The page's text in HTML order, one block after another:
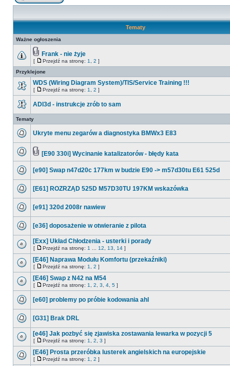
Tematy
Ważne ogłoszenia
Frank - nie żyje
[ Przejdź na stronę: 1 2 ]
Przyklejone
WDS (Wiring Diagram System)/TIS/Service Training !!!
[ Przejdź na stronę: 1 2 ]
ADI3d - instrukcje zrób to sam
Tematy
Ukryte menu zegarów a diagnostyka BMWx3 E83
[E90 330i] Wycinanie katalizatorów - błędy kata
[e90] Swap n47d20c 177km w budzie E90 -> m57d30tu E61 525d
[E61] ROZRZĄD 525D M57D30TU 197KM wskazówka
[e91] 320d 2008r nawiew
[e36] doposażenie w otwieranie z pilota
[Exx] Układ Chłodzenia - usterki i porady
[ Przejdź na stronę: 1 12 13 14 ]
[E46] Naprawa Modułu Komfortu (przekaźniki)
[ Przejdź na stronę: 1 2 ]
[E46] Swap z N42 na M54
[ Przejdź na stronę: 1 2 3 4 5 ]
[e60] problemy po próbie kodowania ahl
[G31] Brak DRL
[e46] Jak pozbyć się zjawiska zostawania lewarka w pozycji 5
[ Przejdź na stronę: 1 2 3 ]
[E46] Prosta przeróbka lusterek angielskich na europejskie
[ Przejdź na stronę: 1 2 ]